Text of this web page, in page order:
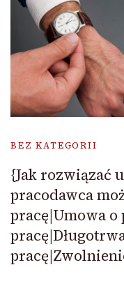
BEZ KATEGORII
{Jak rozwiązać
pracodawca
pracę|Umowa o